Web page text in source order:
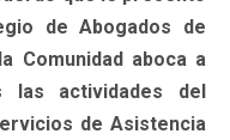
de Abogados de
Comunidad aboca a
las actividades del
de Asistencia